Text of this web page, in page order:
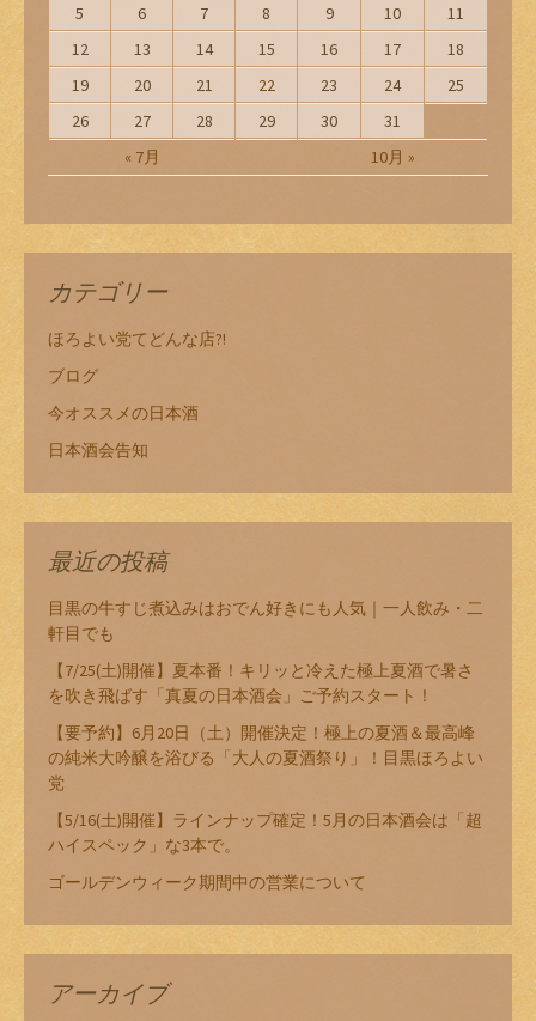
« 7月 10月 »
5 6 7 8 9 10
11
12
13 14 15 16 17
18
19
20 21 22 23 24
25
26
27 28 29 30 31
カテゴリー
ほろよい党てどんな店?!
ブログ
今オススメの日本酒
日本酒会告知
最近の投稿
目黒の牛すじ煮込みはおでん好きにも人気｜一人飲み・二
軒目でも
【7/25(土)開催】夏本番！キリッと冷えた極上夏酒で暑さ
を吹き飛ばす「真夏の日本酒会」ご予約スタート！
【要予約】6月20日（土）開催決定！極上の夏酒＆最高峰
の純米大吟醸を浴びる「大人の夏酒祭り」！目黒ほろよい
党
【5/16(土)開催】ラインナップ確定！5月の日本酒会は「超
ハイスペック」な3本で。
ゴールデンウィーク期間中の営業について
アーカイブ